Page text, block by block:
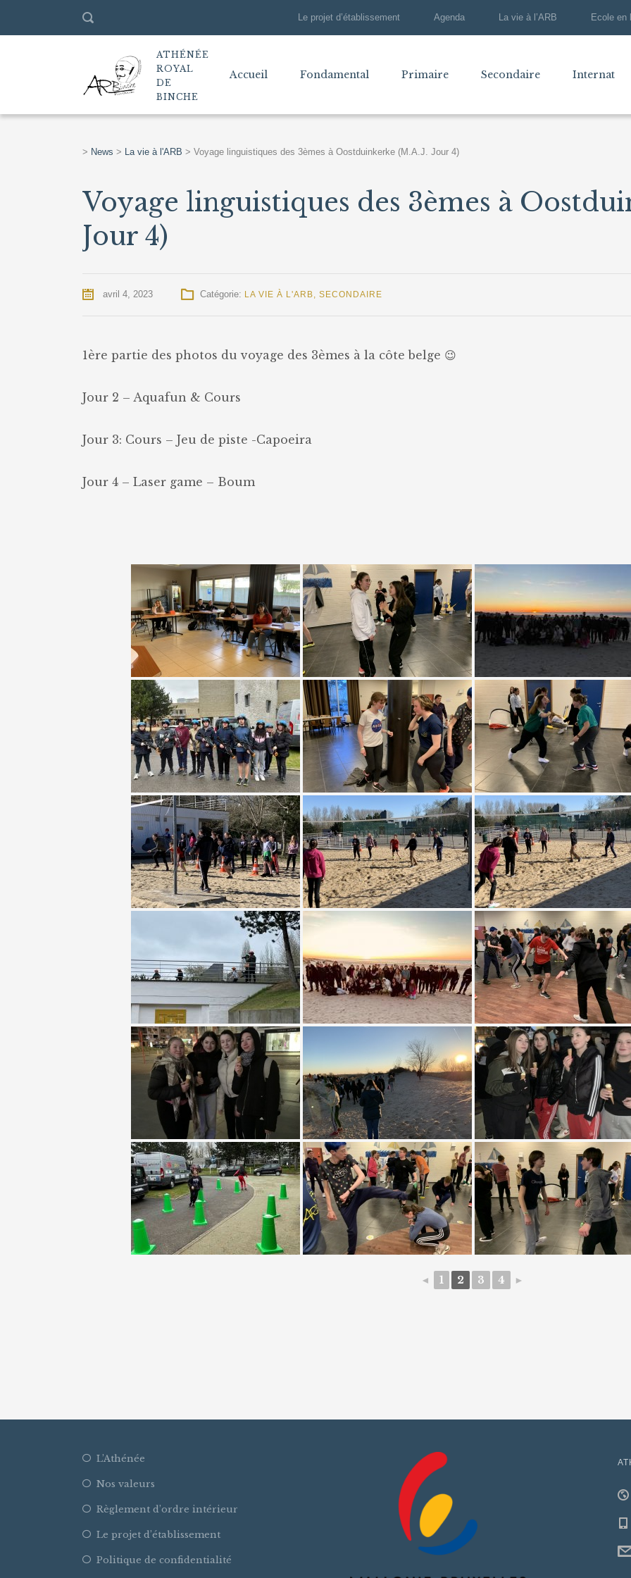
Le projet d’établissement Agenda La vie à l’ARB Ecole en
ATHÉNÉE
ROYAL
DE
BINCHE
Accueil Fondamental Primaire Secondaire Internat
> News > La vie à l'ARB > Voyage linguistiques des 3èmes à Oostduinkerke (M.A.J. Jour 4)
Voyage linguistiques des 3èmes à
Jour 4)
avril 4, 2023 Catégorie: LA VIE À L'ARB, SECONDAIRE
1ère partie des photos du voyage des 3èmes à la côte belge 😉
Jour 2 – Aquafun & Cours
Jour 3: Cours – Jeu de piste -Capoeira
Jour 4 – Laser game – Boum
◄ 1 2 3 4 ►
L’Athénée
Nos valeurs
Règlement d’ordre intérieur
Le projet d’établissement
Politique de confidentialité